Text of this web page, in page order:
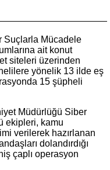
Suçlarla Mücadele
ait konut
siteleri üzerinden
yönelik 13 ilde eş
15 şüpheli
Müdürlüğü Siber
ekipleri, kamu
verilerek hazırlanan
dolandırdığı
çaplı operasyon